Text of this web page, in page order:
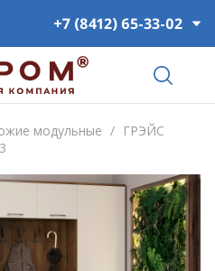
+7 (8412) 65-33-02
модульные / ГРЭЙС